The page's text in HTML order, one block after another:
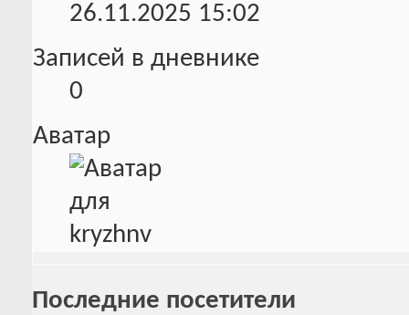
26.11.2025 15:02
Записей в дневнике
0
Аватар
Последние посетители